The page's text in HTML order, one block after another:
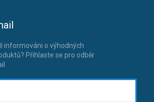
informováni o výhodných
Přihlaste se pro odběr